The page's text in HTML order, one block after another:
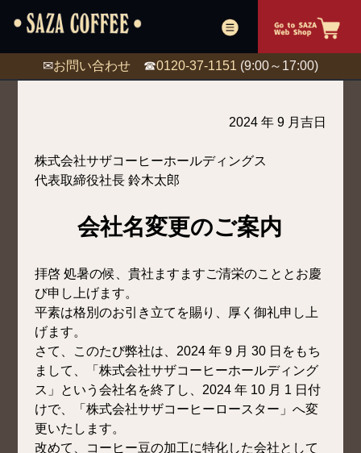
✉お問い合わせ ☎0120-37-1151 (9:00～17:00)
2024 年 9 月吉日
株式会社サザコーヒーホールディングス
代表取締役社長 鈴木太郎
会社名変更のご案内
拝啓 処暑の候、貴社ますますご清栄のこととお慶
び申し上げます。
平素は格別のお引き立てを賜り、厚く御礼申し上
げます。
さて、このたび弊社は、2024 年 9 月 30 日をもち
まして、「株式会社サザコーヒーホールディング
ス」という会社名を終了し、2024 年 10 月 1 日付
けで、「株式会社サザコーヒーロースター」へ変
更いたします。
改めて、コーヒー豆の加工に特化した会社として